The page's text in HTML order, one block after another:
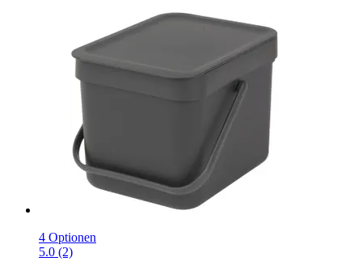
4 Optionen
5.0 (2)